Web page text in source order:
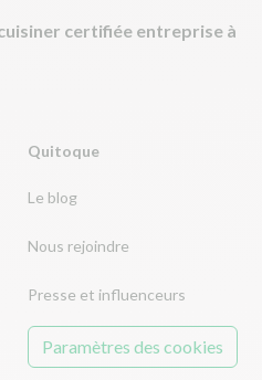
Quitoque
Le blog
Nous rejoindre
Presse et influenceurs
Paramètres des cookies
certifiée entreprise à